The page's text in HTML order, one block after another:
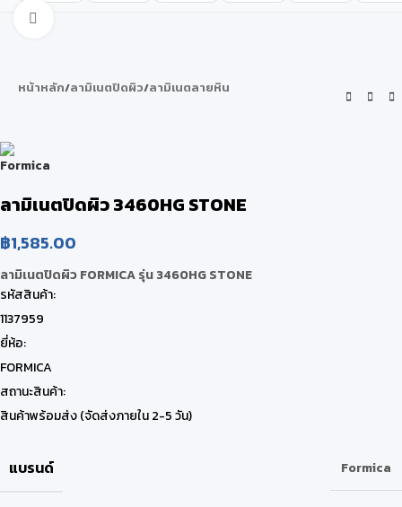
Click to enlarge
หน้าหลัก/ลามิเนตปิดผิว/ลามิเนตลายหิน
ลามิเนตปิดผิว 3460HG STONE
฿1,585.00
ลามิเนตปิดผิว FORMICA รุ่น 3460HG STONE
รหัสสินค้า:
1137959
ยี่ห้อ:
FORMICA
สถานะสินค้า:
สินค้าพร้อมส่ง (จัดส่งภายใน 2-5 วัน)
แบรนด์ Formica